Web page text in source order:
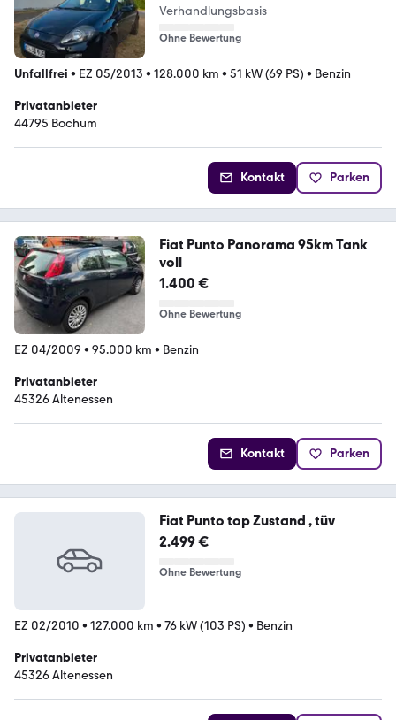
Verhandlungsbasis
Ohne Bewertung
Unfallfrei • EZ 05/2013 • 128.000 km • 51 kW (69 PS) • Benzin
Privatanbieter
44795 Bochum
Kontakt Parken
Fiat Punto Panorama 95km Tank
voll
1.400 €
Ohne Bewertung
EZ 04/2009 • 95.000 km • Benzin
Privatanbieter
45326 Altenessen
Kontakt Parken
Fiat Punto top Zustand , tüv
2.499 €
Ohne Bewertung
EZ 02/2010 • 127.000 km • 76 kW (103 PS) • Benzin
Privatanbieter
45326 Altenessen